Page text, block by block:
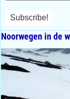
Noorwegen in de